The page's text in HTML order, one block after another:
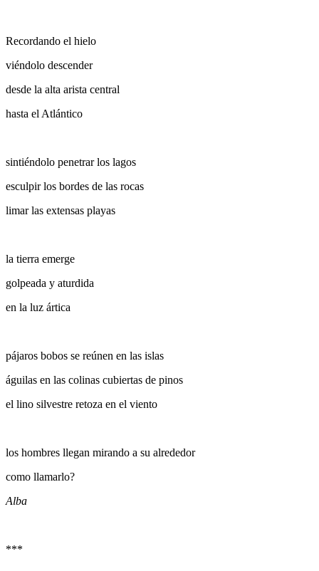
Recordando el hielo
viéndolo descender
desde la alta arista central
hasta el Atlántico
sintiéndolo penetrar los lagos
esculpir los bordes de las rocas
limar las extensas playas
la tierra emerge
golpeada y aturdida
en la luz ártica
pájaros bobos se reúnen en las islas
águilas en las colinas cubiertas de pinos
el lino silvestre retoza en el viento
los hombres llegan mirando a su alrededor
como llamarlo?
Alba
***